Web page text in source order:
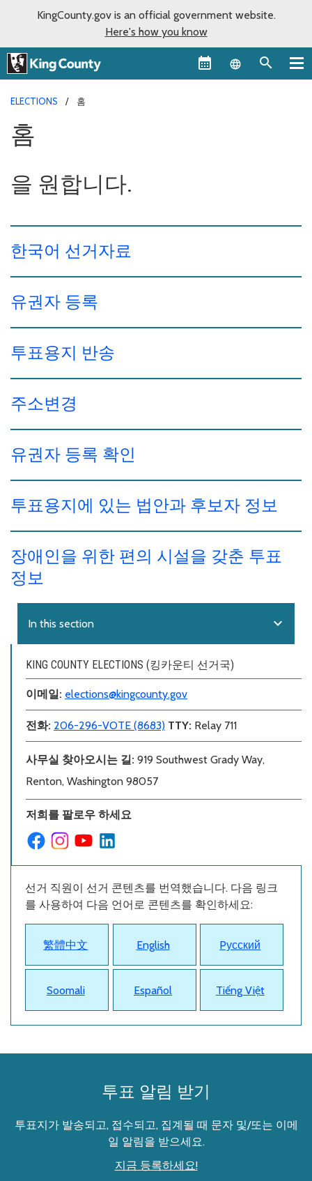
KingCounty.gov is an official government website.
Here's how you know
Language
ELECTIONS 홈
홈
을 원합니다.
한국어 선거자료
유권자 등록
투표용지 반송
주소변경
유권자 등록 확인
투표용지에 있는 법안과 후보자 정보
장애인을 위한 편의 시설을 갖춘 투표
정보
In this section expand_more
KING COUNTY ELECTIONS (킹카운티 선거국)
이메일: elections@kingcounty.gov
전화: 206-296-VOTE (8683) TTY: Relay 711
사무실 찾아오시는 길: 919 Southwest Grady Way,
Renton, Washington 98057
저희를 팔로우 하세요
선거 직원이 선거 콘텐츠를 번역했습니다. 다음 링크
를 사용하여 다음 언어로 콘텐츠를 확인하세요:
繁體中文 English Pусский
Soomali Español Tiếng Việt
투표 알림 받기
투표지가 발송되고, 접수되고, 집계될 때 문자 및/또는 이메
일 알림을 받으세요.
지금 등록하세요!